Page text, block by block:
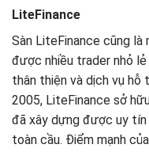
LiteFinance
Sàn LiteFinance cũng
được nhiều trader nhỏ
thân thiện và dịch vụ hỗ
2005, LiteFinance sở
đã xây dựng được uy
toàn cầu. Điểm mạnh